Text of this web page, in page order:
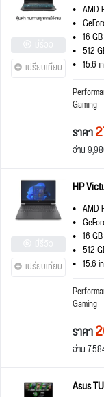
เปรียบเทียบ
AMD
16
512
15.6
Gaming
ราคา
อ่าน
เปรียบเทียบ
HP
AMD
16
512
15.6
Gaming
ราคา
อ่าน
Asus